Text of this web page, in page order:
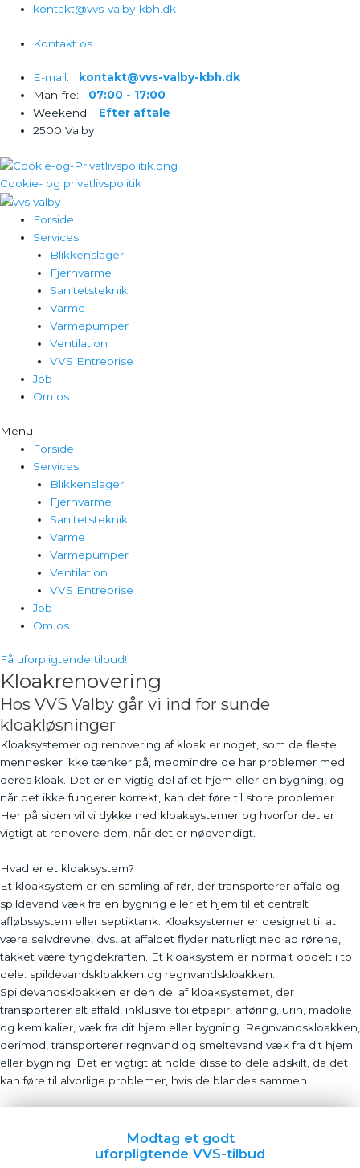
indholdet
kontakt@vvs-valby-kbh.dk
Kontakt os
kontakt@vvs-valby-kbh.dk
07:00 - 17:00
Efter aftale
2500 Valby
Cookie- og privatlivspolitik
Forside
Services
Blikkenslager
Fjernvarme
Sanitetsteknik
Varme
Varmepumper
Ventilation
VVS Entreprise
Job
Om os
Menu
Forside
Services
Blikkenslager
Fjernvarme
Sanitetsteknik
Varme
Varmepumper
Ventilation
VVS Entreprise
Job
Om os
Få uforpligtende tilbud!
Kloakrenovering
Hos VVS Valby går vi ind for sunde
kloakløsninger
Kloaksystemer og renovering af kloak er noget, som de fleste
mennesker ikke tænker på, medmindre de har problemer med
deres kloak. Det er en vigtig del af et hjem eller en bygning, og
når det ikke fungerer korrekt, kan det føre til store problemer.
Her på siden vil vi dykke ned kloaksystemer og hvorfor det er
vigtigt at renovere dem, når det er nødvendigt.
Hvad er et kloaksystem?
Et kloaksystem er en samling af rør, der transporterer affald og
spildevand væk fra en bygning eller et hjem til et centralt
afløbssystem eller septiktank. Kloaksystemer er designet til at
være selvdrevne, dvs. at affaldet flyder naturligt ned ad rørene,
takket være tyngdekraften. Et kloaksystem er normalt opdelt i to
dele: spildevandskloakken og regnvandskloakken.
Spildevandskloakken er den del af kloaksystemet, der
transporterer alt affald, inklusive toiletpapir, afføring, urin, madolie
og kemikalier, væk fra dit hjem eller bygning. Regnvandskloakken,
derimod, transporterer regnvand og smeltevand væk fra dit hjem
eller bygning. Det er vigtigt at holde disse to dele adskilt, da det
kan føre til alvorlige problemer, hvis de blandes sammen.
Modtag et godt
uforpligtende VVS-tilbud